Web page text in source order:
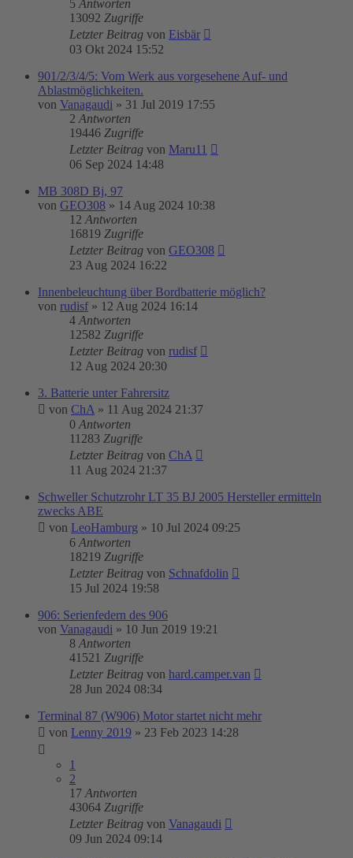
5 Antworten
13092 Zugriffe
Letzter Beitrag von Eisbär
03 Okt 2024 15:52
901/2/3/4/5: Vom Werk aus vorgesehene Auf- und
Ablastmöglichkeiten.
von Vanagaudi » 31 Jul 2019 17:55
2 Antworten
19446 Zugriffe
Letzter Beitrag von Maru11
06 Sep 2024 14:48
MB 308D Bj, 97
von GEO308 » 14 Aug 2024 10:38
12 Antworten
16819 Zugriffe
Letzter Beitrag von GEO308
23 Aug 2024 16:22
Innenbeleuchtung über Bordbatterie möglich?
von rudisf » 12 Aug 2024 16:14
4 Antworten
12582 Zugriffe
Letzter Beitrag von rudisf
12 Aug 2024 20:30
3. Batterie unter Fahrersitz
von ChA » 11 Aug 2024 21:37
0 Antworten
11283 Zugriffe
Letzter Beitrag von ChA
11 Aug 2024 21:37
Schweller Schutzrohr LT 35 BJ 2005 Hersteller ermitteln
zwecks ABE
von LeoHamburg » 10 Jul 2024 09:25
6 Antworten
18219 Zugriffe
Letzter Beitrag von Schnafdolin
15 Jul 2024 19:58
906: Serienfedern des 906
von Vanagaudi » 10 Jun 2019 19:21
8 Antworten
41521 Zugriffe
Letzter Beitrag von hard.camper.van
28 Jun 2024 08:34
Terminal 87 (W906) Motor startet nicht mehr
von Lenny 2019 » 23 Feb 2023 14:28
1
2
17 Antworten
43064 Zugriffe
Letzter Beitrag von Vanagaudi
09 Jun 2024 09:14